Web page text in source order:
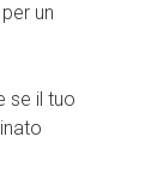
un
se il tuo